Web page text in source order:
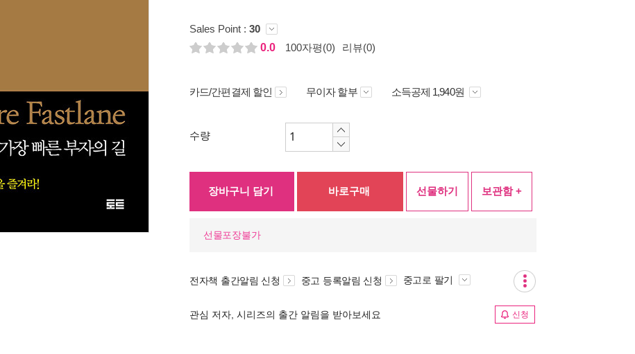
Sales Point : 30
0.0
100자평(0) 리뷰(0)
카드/간편결제 할인 무이자 할부 소득공제 1,940원
수량
장바구니 담기 바로구매 선물하기 보관함 +
선물포장불가
전자책 출간알림 신청 중고 등록알림 신청 중고로 팔기
관심 저자, 시리즈의 출간 알림을 받아보세요 신청